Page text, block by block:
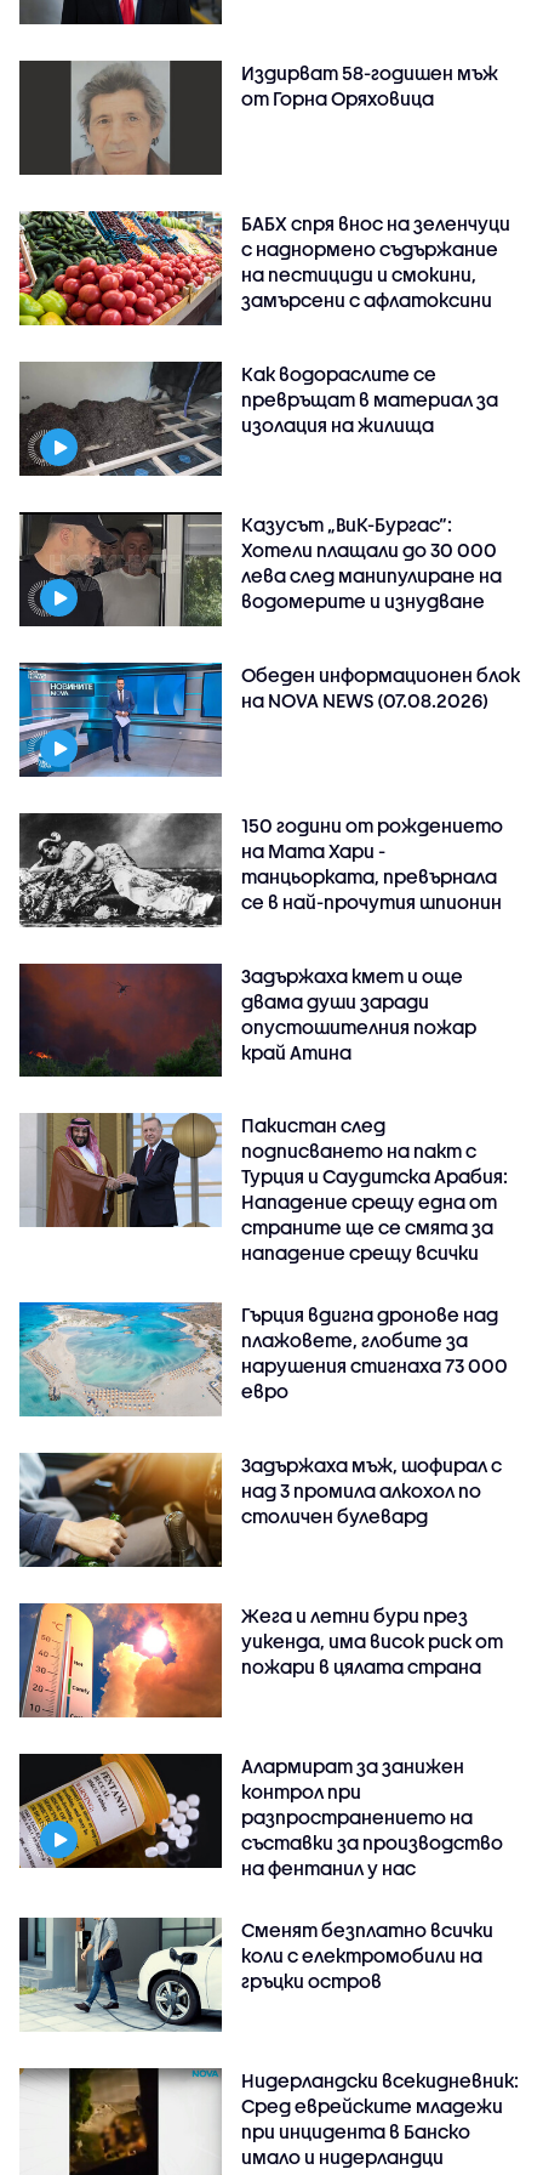
Издирват 58-годишен мъж
от Горна Оряховица
БАБХ спря внос на зеленчуци
с наднормено съдържание
на пестициди и смокини,
замърсени с афлатоксини
Как водораслите се
превръщат в материал за
изолация на жилища
Казусът „ВиК-Бургас“:
Хотели плащали до 30 000
лева след манипулиране на
водомерите и изнудване
Обеден информационен блок
на NOVA NEWS (07.08.2026)
150 години от рождението
на Мата Хари -
танцьорката, превърнала
се в най-прочутия шпионин
Задържаха кмет и още
двама души заради
опустошителния пожар
край Атина
Пакистан след
подписването на пакт с
Турция и Саудитска Арабия:
Нападение срещу една от
страните ще се смята за
нападение срещу всички
Гърция вдигна дронове над
плажовете, глобите за
нарушения стигнаха 73 000
евро
Задържаха мъж, шофирал с
над 3 промила алкохол по
столичен булевард
Жега и летни бури през
уикенда, има висок риск от
пожари в цялата страна
Алармират за занижен
контрол при
разпространението на
съставки за производство
на фентанил у нас
Сменят безплатно всички
коли с електромобили на
гръцки остров
Нидерландски всекидневник:
Сред еврейските младежи
при инцидента в Банско
имало и нидерландци